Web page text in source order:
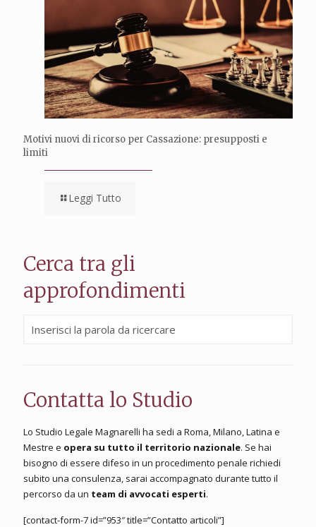
Motivi nuovi di ricorso per Cassazione: presupposti e
limiti
Leggi Tutto
Cerca tra gli
approfondimenti
Contatta lo Studio
Lo Studio Legale Magnarelli ha sedi a Roma, Milano, Latina e
Mestre e opera su tutto il territorio nazionale. Se hai
bisogno di essere difeso in un procedimento penale richiedi
subito una consulenza, sarai accompagnato durante tutto il
percorso da un team di avvocati esperti.
[contact-form-7 id=”953″ title=”Contatto articoli”]